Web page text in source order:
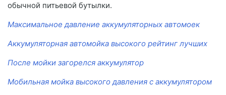
обычной питьевой бутылки.
Максимальное давление аккумуляторных автомоек
Аккумуляторная автомойка высокого рейтинг лучших
После мойки загорелся аккумулятор
Мобильная мойка высокого давления с аккумулятором